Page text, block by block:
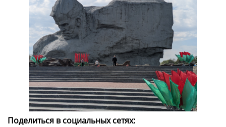
Поделиться в социальных сетях: